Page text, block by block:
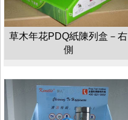
草木年花PDQ紙陳列盒－右
側